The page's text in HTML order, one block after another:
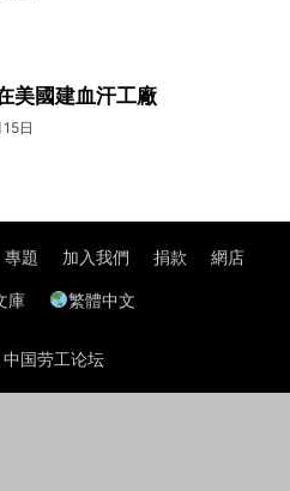
美國建血汗工廠
日
專題 加入我們 捐款 網店
庫 繁體中文
国劳工论坛